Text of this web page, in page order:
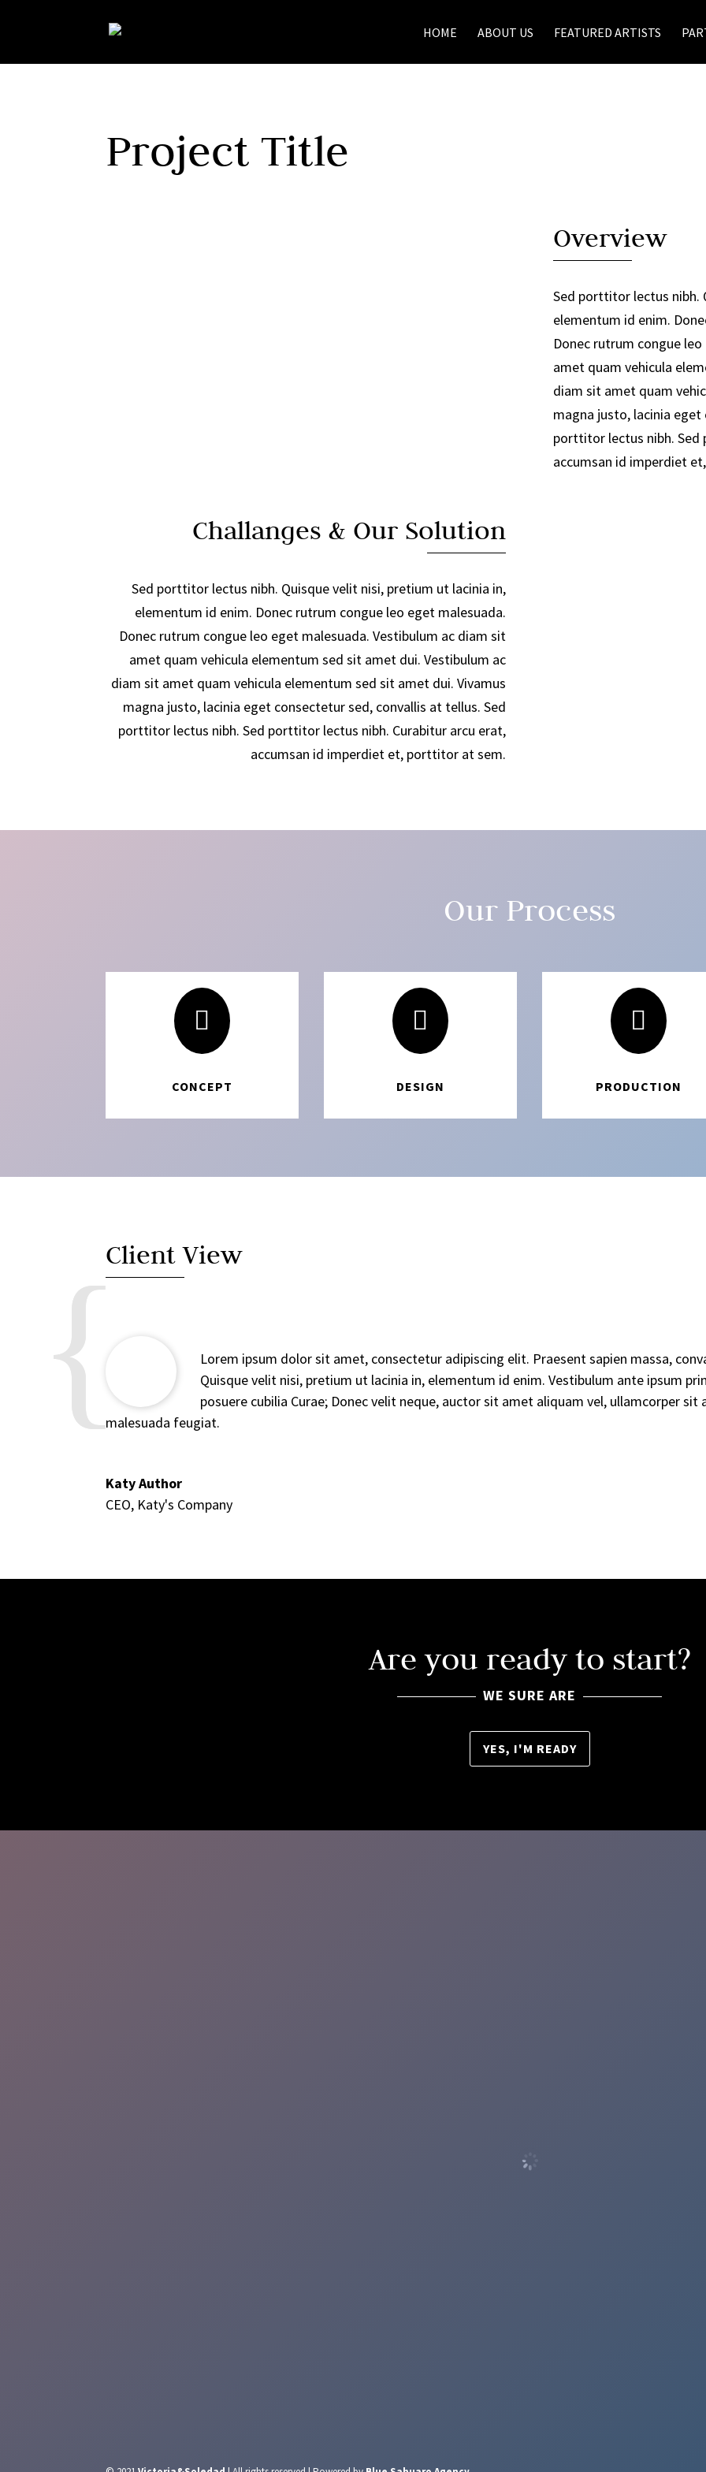
HOME ABOUT US FEATURED ARTISTS
Project Title
Overview
Sed porttitor lectus nibh.
elementum id enim.
Donec rutrum congue
amet quam vehicula
diam sit amet quam
magna justo, lacinia
porttitor lectus nibh. Sed
accumsan id imperdiet
Challanges & Our Solution
Sed porttitor lectus nibh. Quisque velit nisi, pretium ut lacinia in,
elementum id enim. Donec rutrum congue leo eget malesuada.
Donec rutrum congue leo eget malesuada. Vestibulum ac diam sit
amet quam vehicula elementum sed sit amet dui. Vestibulum ac
diam sit amet quam vehicula elementum sed sit amet dui. Vivamus
magna justo, lacinia eget consectetur sed, convallis at tellus. Sed
porttitor lectus nibh. Sed porttitor lectus nibh. Curabitur arcu erat,
accumsan id imperdiet et, porttitor at sem.
Our Process

CONCEPT

DESIGN

PRODUCTION
Client View
Lorem ipsum dolor sit amet, consectetur adipiscing elit. Praesent sapien massa,
Quisque velit nisi, pretium ut lacinia in, elementum id enim. Vestibulum ante ipsum
posuere cubilia Curae; Donec velit neque, auctor sit amet aliquam vel, ullamcorper
malesuada feugiat.
Katy Author
CEO, Katy's Company
Are you ready to start?
WE SURE ARE
YES, I'M READY